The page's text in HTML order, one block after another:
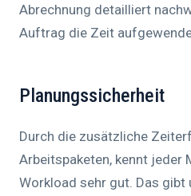
Abrechnung detailliert
Auftrag die Zeit
Planungssicherheit
Durch die zusätzliche
Arbeitspaketen, kennt jeder
Workload sehr gut. Das gibt